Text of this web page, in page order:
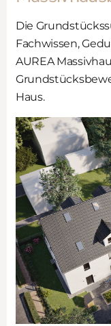
Die
Fachwissen,
AUREA
Haus.